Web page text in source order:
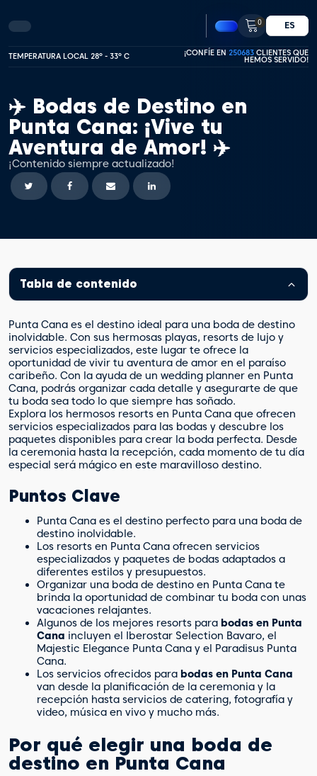
0 ES
TEMPERATURA LOCAL 28º - 33º C ¡CONFÍE EN 250683 CLIENTES QUE
HEMOS SERVIDO!
✈️ Bodas de Destino en
Punta Cana: ¡Vive tu
Aventura de Amor! ✈️
¡Contenido siempre actualizado!
Tabla de contenido
Punta Cana es el destino ideal para una boda de destino
inolvidable. Con sus hermosas playas, resorts de lujo y
servicios especializados, este lugar te ofrece la
oportunidad de vivir tu aventura de amor en el paraíso
caribeño. Con la ayuda de un wedding planner en Punta
Cana, podrás organizar cada detalle y asegurarte de que
tu boda sea todo lo que siempre has soñado.
Explora los hermosos resorts en Punta Cana que ofrecen
servicios especializados para las bodas y descubre los
paquetes disponibles para crear la boda perfecta. Desde
la ceremonia hasta la recepción, cada momento de tu día
especial será mágico en este maravilloso destino.
Puntos Clave
Punta Cana es el destino perfecto para una boda de
destino inolvidable.
Los resorts en Punta Cana ofrecen servicios
especializados y paquetes de bodas adaptados a
diferentes estilos y presupuestos.
Organizar una boda de destino en Punta Cana te
brinda la oportunidad de combinar tu boda con unas
vacaciones relajantes.
Algunos de los mejores resorts para bodas en Punta
Cana incluyen el Iberostar Selection Bavaro, el
Majestic Elegance Punta Cana y el Paradisus Punta
Cana.
Los servicios ofrecidos para bodas en Punta Cana
van desde la planificación de la ceremonia y la
recepción hasta servicios de catering, fotografía y
video, música en vivo y mucho más.
Por qué elegir una boda de
destino en Punta Cana